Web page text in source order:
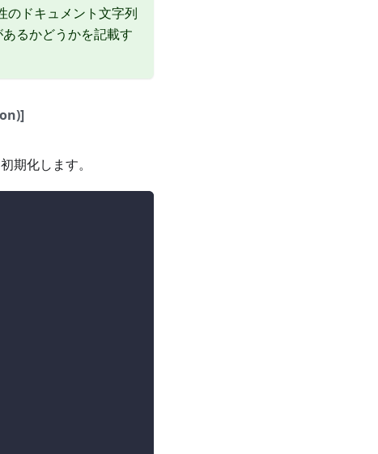
のドキュメント文字列
るかどうかを記載す
期化します。